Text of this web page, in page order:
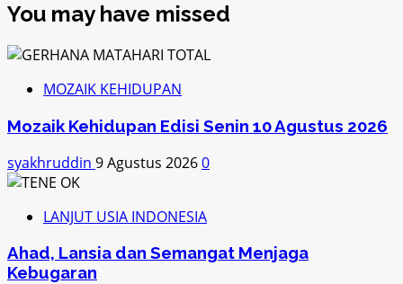
You may have missed
MOZAIK KEHIDUPAN
Mozaik Kehidupan Edisi Senin 10 Agustus 2026
syakhruddin 9 Agustus 20260
LANJUT USIA INDONESIA
Ahad, Lansia dan Semangat Menjaga
Kebugaran